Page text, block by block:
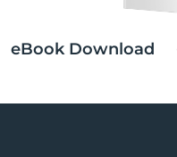
eBook Download